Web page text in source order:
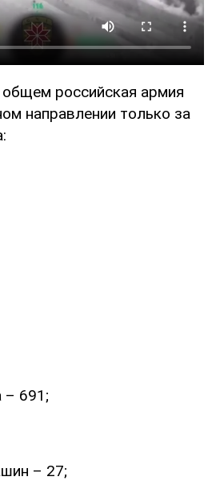
российская армия
направлении только за
– 691;
– 27;